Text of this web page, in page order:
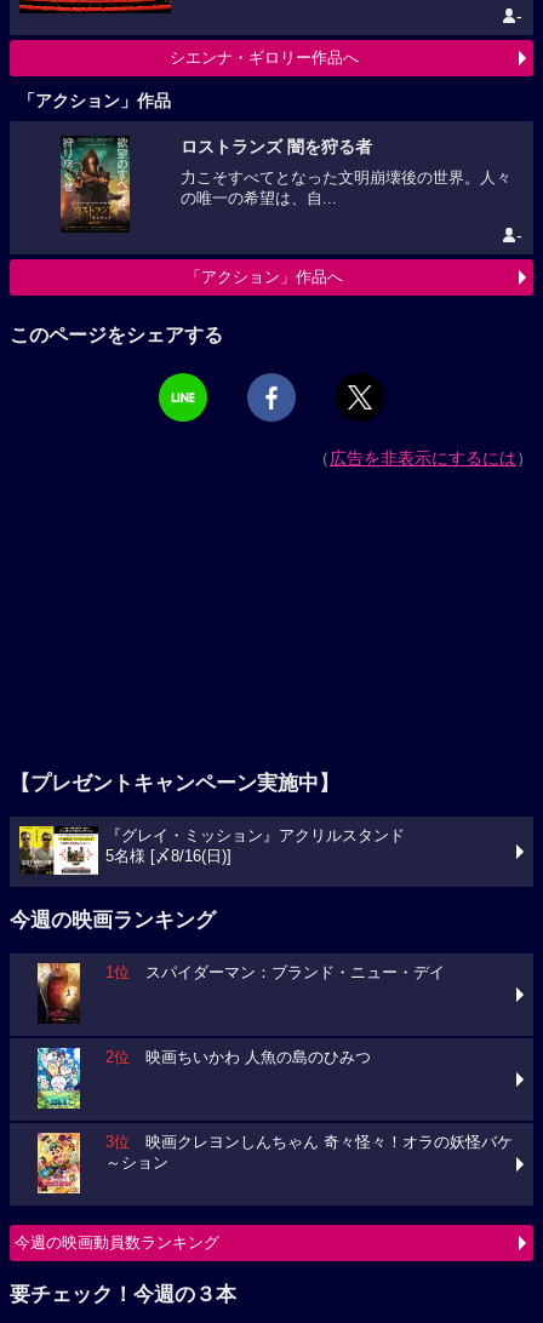
-
シエンナ・ギロリー作品へ
「アクション」作品
ロストランズ 闇を狩る者
力こそすべてとなった文明崩壊後の世界。人々
の唯一の希望は、自...
-
「アクション」作品へ
このページをシェアする
（広告を非表示にするには）
【プレゼントキャンペーン実施中】
『グレイ・ミッション』アクリルスタンド
5名様 [〆8/16(日)]
今週の映画ランキング
1位 スパイダーマン：ブランド・ニュー・デイ
2位 映画ちいかわ 人魚の島のひみつ
3位 映画クレヨンしんちゃん 奇々怪々！オラの妖怪バケ
～ション
今週の映画動員数ランキング
要チェック！今週の３本